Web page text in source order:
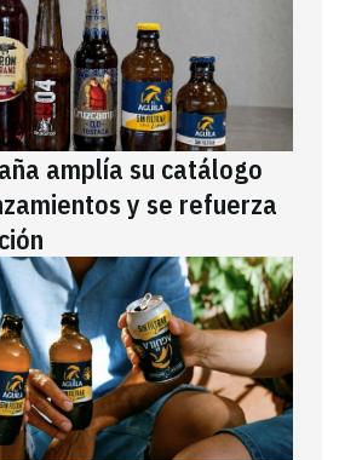
amplía su catálogo
y se refuerza